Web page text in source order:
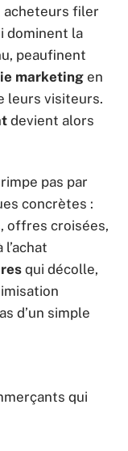
acheteurs filer
dominent la
peaufinent
marketing en
leurs visiteurs.
devient alors
pas par
concrètes :
offres croisées,
qui décolle,
d’un simple
qui